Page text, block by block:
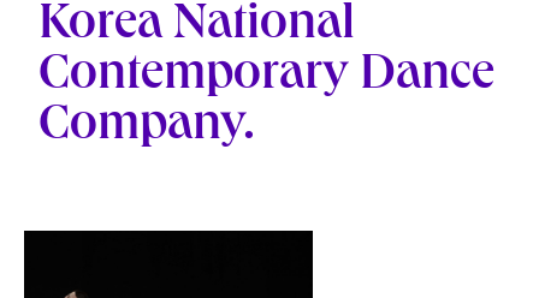
Korea National
Contemporary Dance
Company